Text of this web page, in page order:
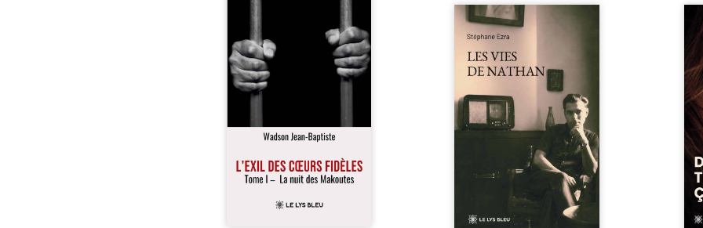
« Une nuit suffit parfois pour
briser une famille… mais
certaines fidélités traversent
les années. » Haïti, sous la
dictature des Duvalier. La peur
s’étend jusque dans les
villages les plus reculés. À
Bainet, Jean-Joël Joli mène une
existence paisible avec sa
famille. Chef de section
respecté, il refuse pourtant de
fermer les yeux sur l’injustice.
Mais, dans un ...
Les vies de Nathan est un
recueil de poésie né en trois
la première fois, Stéphane Ezra,
médium, a pu communiquer
avec son père, disparu depuis
plus de vingt ans et qu’il n’a
jamais connu. De ce dialogue
par-delà la mort naissent des
poèmes qui retracent une vie
marquée par la Seconde
Guerre mondiale, une identité
juive brisée, la guerre ...
À
ce